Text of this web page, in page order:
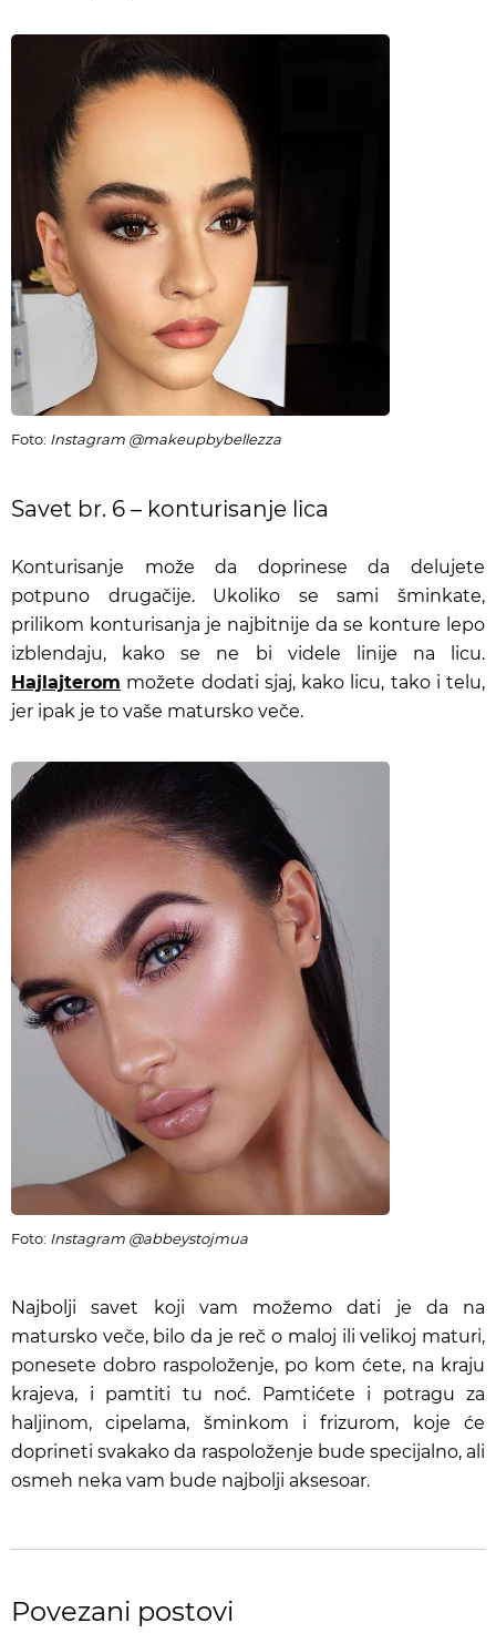
Foto: Instagram @makeupbybellezza
Savet br. 6 – konturisanje lica
Konturisanje može da doprinese da delujete
potpuno drugačije. Ukoliko se sami šminkate,
prilikom konturisanja je najbitnije da se konture lepo
izblendaju, kako se ne bi videle linije na licu.
Hajlajterom možete dodati sjaj, kako licu, tako i telu,
jer ipak je to vaše matursko veče.
Foto: Instagram @abbeystojmua
Najbolji savet koji vam možemo dati je da na
matursko veče, bilo da je reč o maloj ili velikoj maturi,
ponesete dobro raspoloženje, po kom ćete, na kraju
krajeva, i pamtiti tu noć. Pamtićete i potragu za
haljinom, cipelama, šminkom i frizurom, koje će
doprineti svakako da raspoloženje bude specijalno, ali
osmeh neka vam bude najbolji aksesoar.
Povezani postovi